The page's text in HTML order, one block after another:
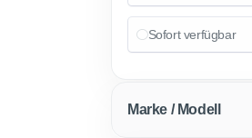
Sofort verfügbar
Marke / Modell